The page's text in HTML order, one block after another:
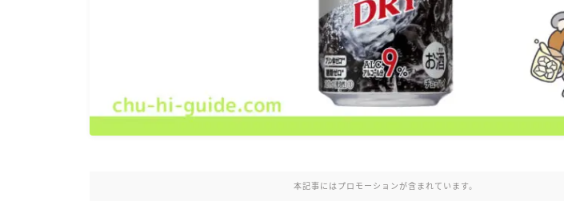
スミノフ セルツァー
サントリー
本記事にはプロモーションが含まれています。